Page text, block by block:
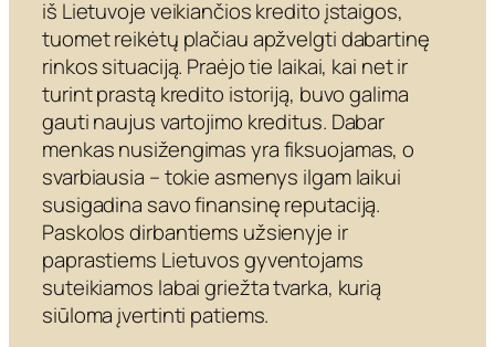
iš Lietuvoje veikiančios kredito įstaigos,
tuomet reikėtų plačiau apžvelgti dabartinę
rinkos situaciją. Praėjo tie laikai, kai net ir
turint prastą kredito istoriją, buvo galima
gauti naujus vartojimo kreditus. Dabar
menkas nusižengimas yra fiksuojamas, o
svarbiausia – tokie asmenys ilgam laikui
susigadina savo finansinę reputaciją.
Paskolos dirbantiems užsienyje ir
paprastiems Lietuvos gyventojams
suteikiamos labai griežta tvarka, kurią
siūloma įvertinti patiems.